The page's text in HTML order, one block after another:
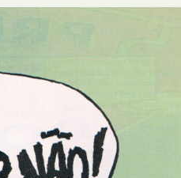
Curtas